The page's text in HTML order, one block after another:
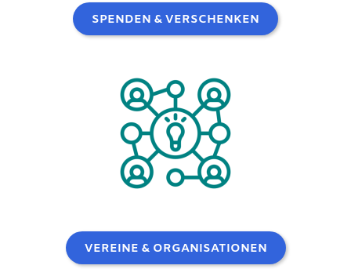
SPENDEN & VERSCHENKEN
VEREINE & ORGANISATIONEN